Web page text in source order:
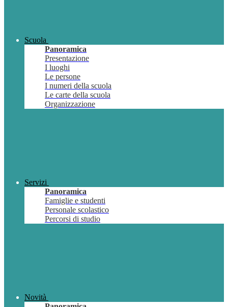
Scuola
Panoramica
Presentazione
I luoghi
Le persone
I numeri della scuola
Le carte della scuola
Organizzazione
Servizi
Panoramica
Famiglie e studenti
Personale scolastico
Percorsi di studio
Novità